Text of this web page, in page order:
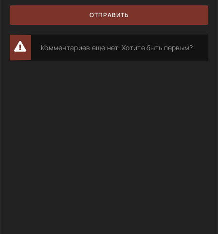
ОТПРАВИТЬ
Комментариев еще нет. Хотите быть первым?